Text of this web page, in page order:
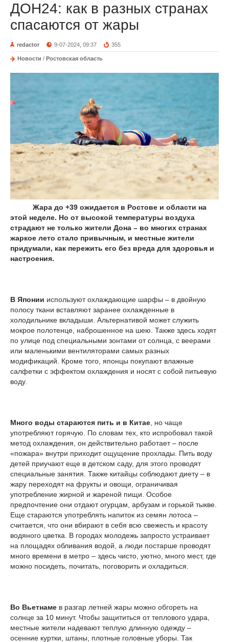
ДОН24: как в разных странах
спасаются от жары
redactor 9-07-2024, 09:37 355
Новости / Ростовская область
Жара до +39 ожидается в Ростове и области на
этой неделе. Но от высокой температуры воздуха
страдают не только жители Дона – во многих странах
жаркое лето стало привычным, и местные жители
придумали, как пережить его без вреда для здоровья и
настроения.
В Японии используют охлаждающие шарфы – в двойную
полосу ткани вставляют заранее охлажденные в
холодильнике вкладыши. Альтернативой может служить
мокрое полотенце, наброшенное на шею. Также здесь ходят
по улице под специальными зонтами от солнца, с веерами
или маленькими вентиляторами самых разных
модификаций. Кроме того, японцы покупают влажные
салфетки с эффектом охлаждения и носят с собой питьевую
воду.
Много воды стараются пить и в Китае , но чаще
употребляют горячую. По словам тех, кто испробовал такой
метод охлаждения, он действительно работает – после
«пожара» внутри приходит ощущение прохлады. Пить воду
детей приучают еще в детском саду, для этого проводят
специальные занятия. Также китайцы соблюдают диету – в
жару переходят на фрукты и овощи, ограничивая
употребление жирной и жареной пищи. Особое
предпочтение они отдают огурцам, арбузам и горькой тыкве.
Еще стараются употреблять напиток из семян лотоса –
считается, что они вбирают в себя всю свежесть и красоту
водяного цветка. В городах молодежь запросто устраивает
на площадях обливания водой, а люди постарше проводят
много времени в метро – здесь чисто, уютно, много мест, где
можно посидеть, почитать, поговорить и охладиться.
Во Вьетнаме в разгар летней жары можно обгореть на
солнце за 10 минут. Чтобы защититься от теплового удара,
местные жители надевают теплую длинную одежду –
осенние куртки, штаны, плотные головные уборы. Так